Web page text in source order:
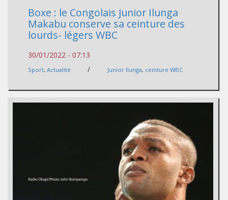
Boxe : le Congolais Junior Ilunga
Makabu conserve sa ceinture des
lourds- légers WBC
30/01/2022 - 07:13
Sport, Actualité / Junior Ilunga, ceinture WBC